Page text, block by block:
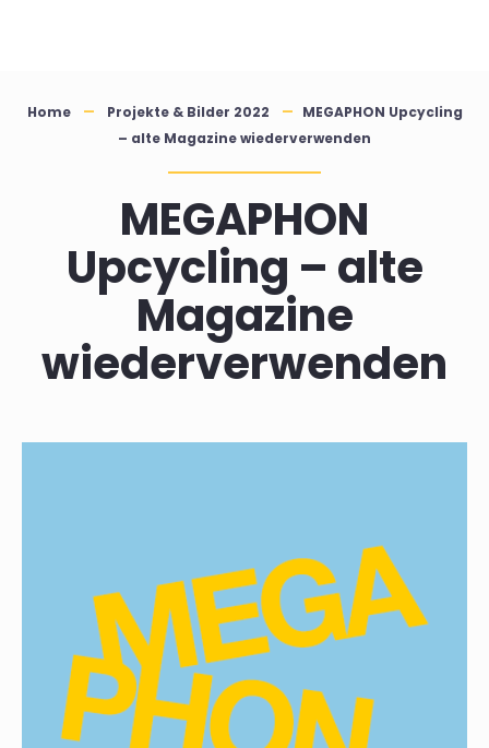
Home Projekte & Bilder 2022
MEGAPHON Upcycling
– alte Magazine wiederverwenden
MEGAPHON
Upcycling – alte
Magazine
wiederverwenden